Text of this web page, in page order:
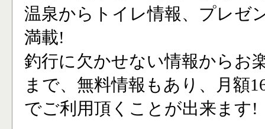
温泉からトイレ情報、プレゼ
満載!
釣行に欠かせない情報からお
まで、無料情報もあり、月額
でご利用頂くことが出来ます!